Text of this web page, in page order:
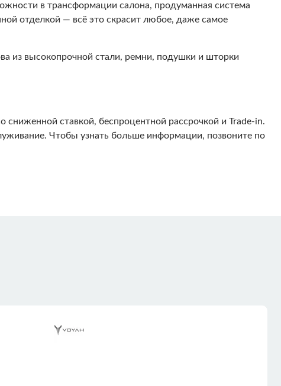
в трансформации салона, продуманная система
отделкой — всё это скрасит любое, даже самое
из высокопрочной стали, ремни, подушки и шторки
ставкой, беспроцентной рассрочкой и Trade-in.
Чтобы узнать больше информации, позвоните по